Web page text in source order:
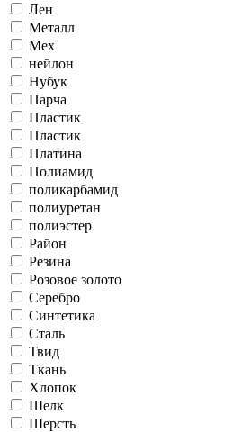
Лен
Металл
Мех
нейлон
Нубук
Парча
Пластик
Пластик
Платина
Полиамид
поликарбамид
полиуретан
полиэстер
Район
Резина
Розовое золото
Серебро
Синтетика
Сталь
Твид
Ткань
Хлопок
Шелк
Шерсть